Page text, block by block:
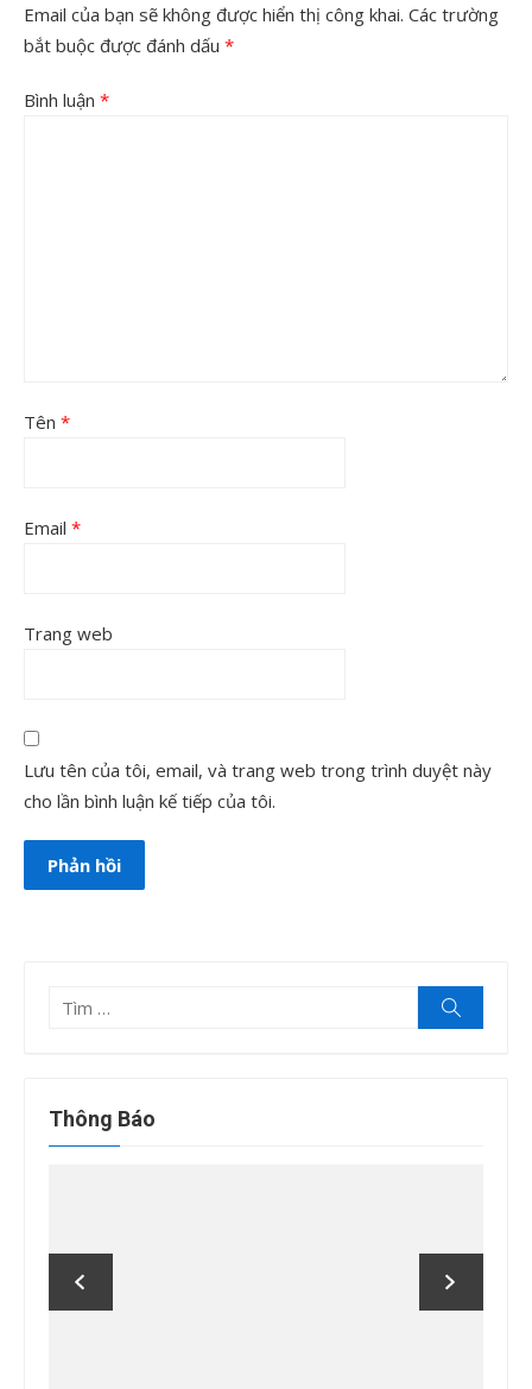
Email của bạn sẽ không được hiển thị công khai. Các trường
bắt buộc được đánh dấu *
Bình luận *
Tên *
Email *
Trang web
Lưu tên của tôi, email, và trang web trong trình duyệt này
cho lần bình luận kế tiếp của tôi.
Tìm
kiếm
Thông Báo